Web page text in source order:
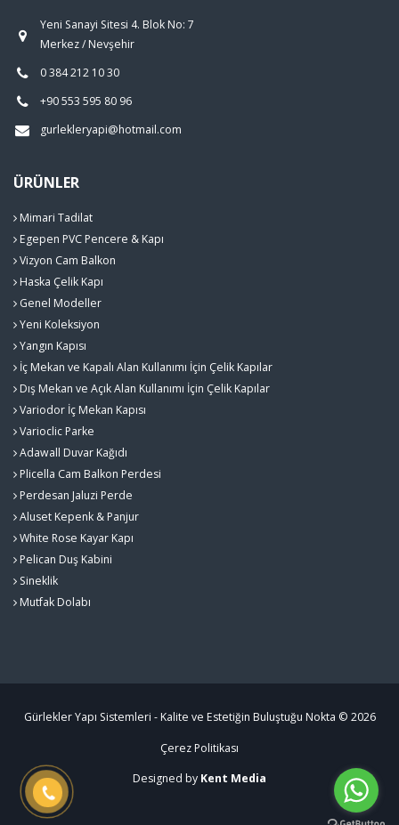
Yeni Sanayi Sitesi 4. Blok No: 7
Merkez / Nevşehir
0 384 212 10 30
+90 553 595 80 96
gurlekleryapi@hotmail.com
ÜRÜNLER
Mimari Tadilat
Egepen PVC Pencere & Kapı
Vizyon Cam Balkon
Haska Çelik Kapı
Genel Modeller
Yeni Koleksiyon
Yangın Kapısı
İç Mekan ve Kapalı Alan Kullanımı İçin Çelik Kapılar
Dış Mekan ve Açık Alan Kullanımı İçin Çelik Kapılar
Variodor İç Mekan Kapısı
Varioclic Parke
Adawall Duvar Kağıdı
Plicella Cam Balkon Perdesi
Perdesan Jaluzi Perde
Aluset Kepenk & Panjur
White Rose Kayar Kapı
Pelican Duş Kabini
Sineklik
Mutfak Dolabı
Gürlekler Yapı Sistemleri - Kalite ve Estetiğin Buluştuğu Nokta © 2026
Çerez Politikası
Designed by Kent Media